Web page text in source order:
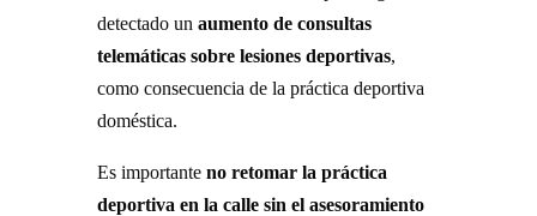
detectado un aumento de consultas
telemáticas sobre lesiones deportivas,
como consecuencia de la práctica deportiva
doméstica.
Es importante no retomar la práctica
deportiva en la calle sin el asesoramiento